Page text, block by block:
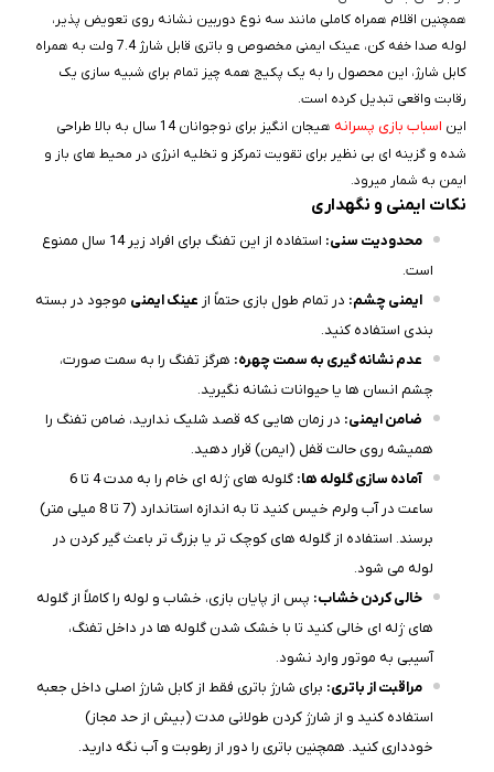
همچنین اقلام همراه کاملی مانند سه نوع دوربین نشانه‌ روی تعویض‌ پذیر،
لوله صدا خفه‌ کن، عینک ایمنی مخصوص و باتری قابل شارژ 7.4 ولت به همراه
کابل شارژ، این محصول را به یک پکیج همه‌ چیز تمام برای شبیه‌ سازی یک
رقابت واقعی تبدیل کرده است.
این اسباب‌ بازی پسرانه
هیجان‌ انگیز برای نوجوانان 14 سال به بالا طراحی
شده و گزینه‌ ای بی‌ نظیر برای تقویت تمرکز و تخلیه انرژی در محیط‌ های باز و
ایمن به شمار میرود.
نکات ایمنی و نگهداری
محدودیت سنی:
استفاده از این تفنگ برای افراد زیر 14 سال ممنوع
است.
ایمنی چشم: در تمام طول بازی حتماً از عینک ایمنی موجود در بسته‌
بندی استفاده کنید.
عدم نشانه‌ گیری به سمت چهره: هرگز تفنگ را به سمت صورت،
چشم انسان‌ ها یا حیوانات نشانه نگیرید.
ضامن ایمنی: در زمان‌ هایی که قصد شلیک ندارید، ضامن تفنگ را
همیشه روی حالت قفل (ایمن) قرار دهید.
آماده‌ سازی گلوله‌ ها:
گلوله‌ های ژله‌ ای خام را به مدت 4 تا 6
ساعت در آب ولرم خیس کنید تا به اندازه استاندارد (7 تا 8 میلی‌ متر)
برسند. استفاده از گلوله‌ های کوچک‌ تر یا بزرگ‌ تر باعث گیر کردن در
لوله می‌ شود.
خالی کردن خشاب: پس از پایان بازی، خشاب و لوله را کاملاً از گلوله‌
های ژله‌ ای خالی کنید تا با خشک شدن گلوله‌ ها در داخل تفنگ،
آسیبی به موتور وارد نشود.
مراقبت از باتری: برای شارژ باتری فقط از کابل شارژ اصلی داخل جعبه
استفاده کنید و از شارژ کردن طولانی‌ مدت (بیش از حد مجاز)
خودداری کنید. همچنین باتری را دور از رطوبت و آب نگه دارید.